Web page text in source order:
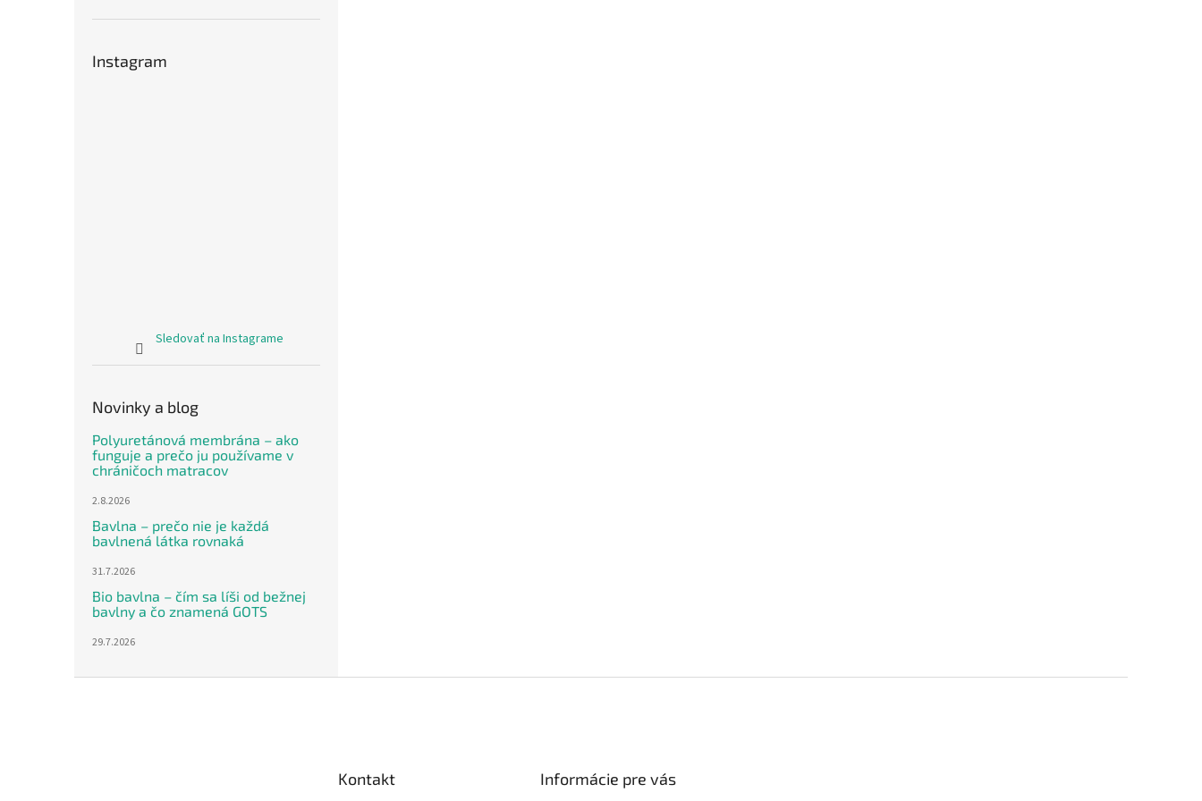
Instagram
Sledovať na Instagrame
Novinky a blog
Polyuretánová membrána – ako
funguje a prečo ju používame v
chráničoch matracov
2.8.2026
Bavlna – prečo nie je každá
bavlnená látka rovnaká
31.7.2026
Bio bavlna – čím sa líši od bežnej
bavlny a čo znamená GOTS
29.7.2026
Kontakt Informácie pre vás